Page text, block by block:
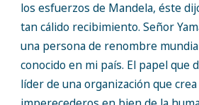
los esfuerzos de Mandela, éste
tan cálido recibimiento. Señor
una persona de renombre
conocido en mi país. El papel que
líder de una organización que